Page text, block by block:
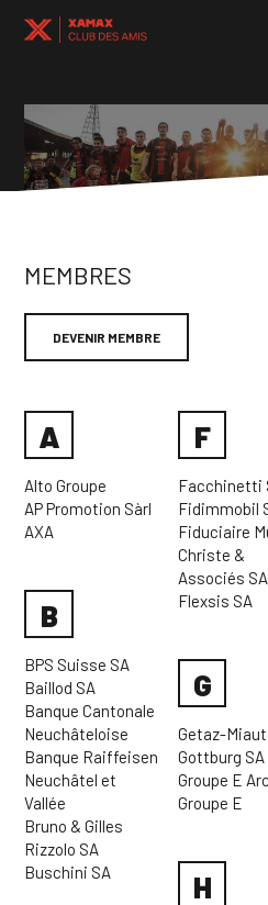
MEMBRES
DEVENIR MEMBRE
A
Alto Groupe
AP Promotion Sàrl
AXA
B
BPS Suisse SA
Baillod SA
Banque Cantonale
Neuchâteloise
Banque Raiffeisen
Neuchâtel et
Vallée
Bruno & Gilles
Rizzolo SA
Buschini SA
F
Facchinetti
Fidimmobil
Fiduciaire
Christe &
Associés SA
Flexsis SA
G
Getaz-
Gottburg SA
Groupe E
Groupe E
H